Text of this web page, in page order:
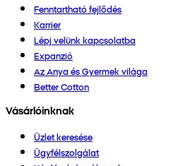
Fenntartható fejlődés
Karrier
Lépj velünk kapcsolatba
Expanzió
Az Anya és Gyermek világa
Better Cotton
Vásárlóinknak
Üzlet keresése
Ügyfélszolgálat